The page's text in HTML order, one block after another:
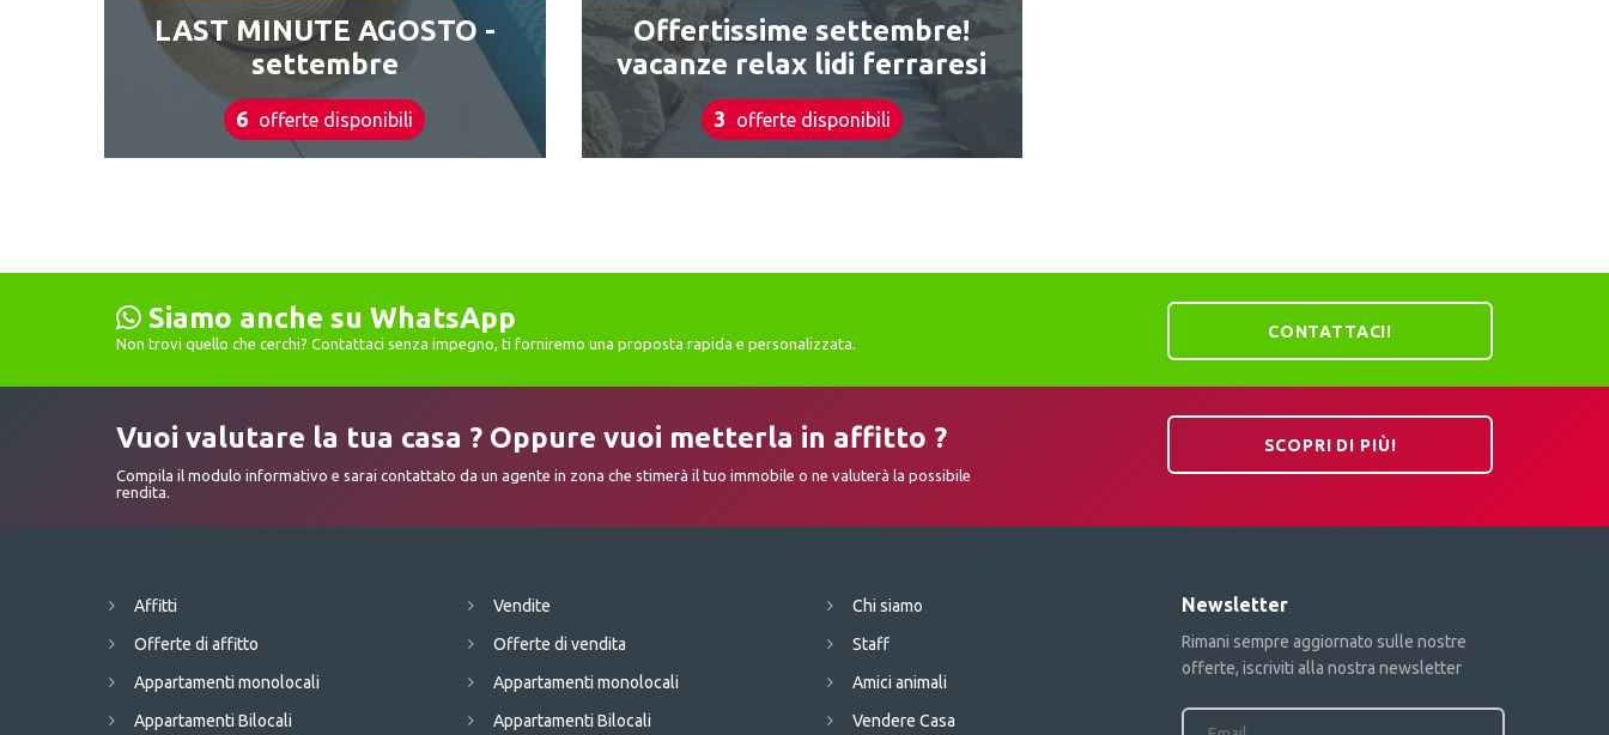
LAST MINUTE AGOSTO -
settembre
6 offerte disponibili
Offertissime settembre!
vacanze relax lidi ferraresi
3 offerte disponibili
Siamo anche su WhatsApp
Non trovi quello che cerchi? Contattaci senza impegno, ti forniremo una proposta rapida e personalizzata.
CONTATTACI!
Vuoi valutare la tua casa ? Oppure vuoi metterla in affitto ?
Compila il modulo informativo e sarai contattato da un agente in zona che stimerà il tuo immobile o ne valuterà la possibile
rendita.
SCOPRI DI PIÙ!
Affitti
Offerte di affitto
Appartamenti monolocali
Appartamenti Bilocali
Vendite
Offerte di vendita
Appartamenti monolocali
Appartamenti Bilocali
Chi siamo
Staff
Amici animali
Vendere Casa
Newsletter
Rimani sempre aggiornato sulle nostre
offerte, iscriviti alla nostra newsletter